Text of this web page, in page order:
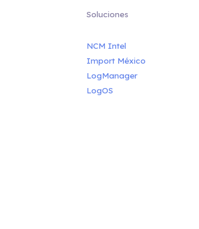
Soluciones
NCM Intel
Import México
LogManager
LogOS